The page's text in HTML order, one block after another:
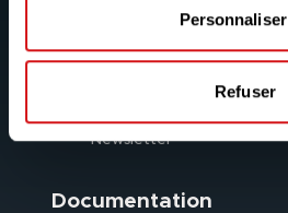
Personnaliser
Refuser
Nos Magasins
Newsletter
Documentation